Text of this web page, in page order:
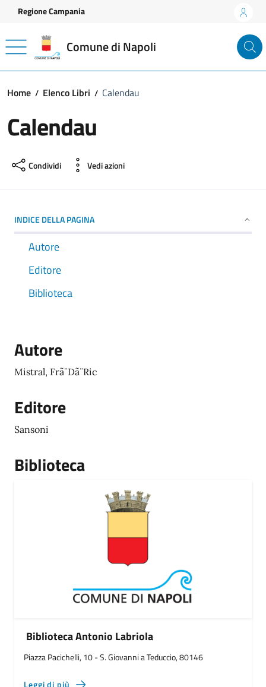
Vai ai contenuti
Vai al footer
Regione Campania
Comune di Napoli
Home Elenco Libri Calendau
Calendau
Condividi Vedi azioni
INDICE DELLA PAGINA
Autore
Editore
Biblioteca
Autore
Mistral, Frã¨Dã¨Ric
Editore
Sansoni
Biblioteca
Biblioteca Antonio Labriola
Piazza Pacichelli, 10 - S. Giovanni a Teduccio, 80146
Leggi di più